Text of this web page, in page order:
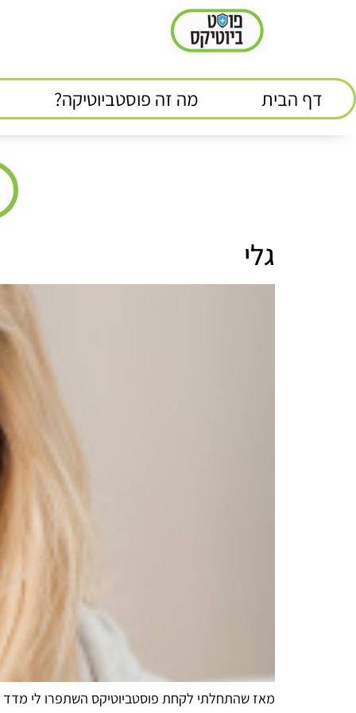
דף הבית מה זה פוסטביוטיקה?
גלי
מאז שהתחלתי לקחת פוסטביוטיקס השתפרו לי מדד